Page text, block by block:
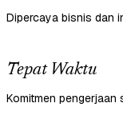
Dipercaya bisnis dan
Tepat Waktu
Komitmen